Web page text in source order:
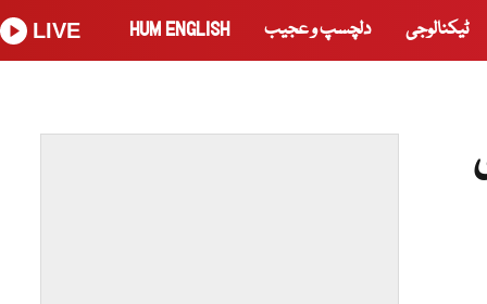
ٹیکنالوجی دلچسپ و عجیب HUM ENGLISH
LIVE